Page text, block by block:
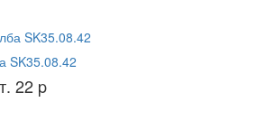
SK35.08.42
22 p